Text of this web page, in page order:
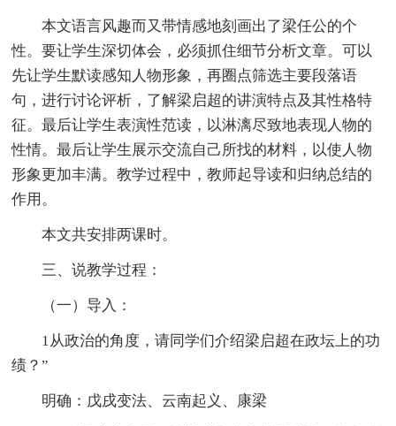
本文语言风趣而又带情感地刻画出了梁任公的个
性。要让学生深切体会，必须抓住细节分析文章。可以
先让学生默读感知人物形象，再圈点筛选主要段落语
句，进行讨论评析，了解梁启超的讲演特点及其性格特
征。最后让学生表演性范读，以淋漓尽致地表现人物的
性情。最后让学生展示交流自己所找的材料，以使人物
形象更加丰满。教学过程中，教师起导读和归纳总结的
作用。
本文共安排两课时。
三、说教学过程：
（一）导入：
1从政治的角度，请同学们介绍梁启超在政坛上的功
绩？”
明确：戊戌变法、云南起义、康梁